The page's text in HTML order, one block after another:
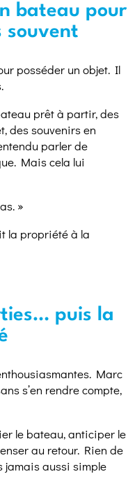
bateau pour
souvent
posséder un objet. Il
prêt à partir, des
des souvenirs en
parler de
Mais cela lui
»
la propriété à la
puis la
Marc
s’en rendre compte,
le bateau, anticiper le
au retour. Rien de
jamais aussi simple